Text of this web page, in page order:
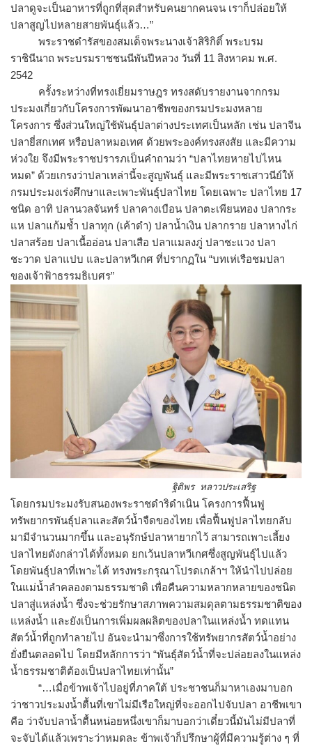
ปลาดูจะเป็นอาหารที่ถูกที่สุดสำหรับคนยากคนจน เราก็ปล่อยให้
ปลาสูญไปหลายสายพันธุ์แล้ว…”
พระราชดำรัสของสมเด็จพระนางเจ้าสิริกิติ์ พระบรม
ราชินีนาถ พระบรมราชชนนีพันปีหลวง วันที่ 11 สิงหาคม พ.ศ.
2542
ครั้งระหว่างที่ทรงเยี่ยมราษฎร ทรงสดับรายงานจากกรม
ประมงเกี่ยวกับโครงการพัฒนาอาชีพของกรมประมงหลาย
โครงการ ซึ่งส่วนใหญ่ใช้พันธุ์ปลาต่างประเทศเป็นหลัก เช่น ปลาจีน
ปลายี่สกเทศ หรือปลาหมอเทศ ด้วยพระองค์ทรงสงสัย และมีความ
ห่วงใย จึงมีพระราชปรารภเป็นคำถามว่า “ปลาไทยหายไปไหน
หมด” ด้วยเกรงว่าปลาเหล่านี้จะสูญพันธุ์ และมีพระราชเสาวนีย์ให้
กรมประมงเร่งศึกษาและเพาะพันธุ์ปลาไทย โดยเฉพาะ ปลาไทย 17
ชนิด อาทิ ปลานวลจันทร์ ปลาคางเบือน ปลาตะเพียนทอง ปลากระ
แห ปลาแก้มช้ำ ปลาทุก (เค้าดำ) ปลาน้ำเงิน ปลากราย ปลาหางไก่
ปลาสร้อย ปลาเนื้ออ่อน ปลาเสือ ปลาแมลงภู่ ปลาชะแวง ปลา
ชะวาด ปลาแปบ และปลาหวีเกศ ที่ปรากฏใน “บทเห่เรือชมปลา
ของเจ้าฟ้าธรรมธิเบศร”
ฐิติพร หลาวประเสริฐ
โดยกรมประมงรับสนองพระราชดำริดำเนิน โครงการฟื้นฟู
ทรัพยากรพันธุ์ปลาและสัตว์น้ำจืดของไทย เพื่อฟื้นฟูปลาไทยกลับ
มามีจำนวนมากขึ้น และอนุรักษ์ปลาหายากไว้ สามารถเพาะเลี้ยง
ปลาไทยดังกล่าวได้ทั้งหมด ยกเว้นปลาหวีเกศซึ่งสูญพันธุ์ไปแล้ว
โดยพันธุ์ปลาที่เพาะได้ ทรงพระกรุณาโปรดเกล้าฯ ให้นำไปปล่อย
ในแม่น้ำลำคลองตามธรรมชาติ เพื่อคืนความหลากหลายของชนิด
ปลาสู่แหล่งน้ำ ซึ่งจะช่วยรักษาสภาพความสมดุลตามธรรมชาติของ
แหล่งน้ำ และยังเป็นการเพิ่มผลผลิตของปลาในแหล่งน้ำ ทดแทน
สัตว์น้ำที่ถูกทำลายไป อันจะนำมาซึ่งการใช้ทรัพยากรสัตว์น้ำอย่าง
ยั่งยืนตลอดไป โดยมีหลักการว่า “พันธุ์สัตว์น้ำที่จะปล่อยลงในแหล่ง
น้ำธรรมชาติต้องเป็นปลาไทยเท่านั้น”
“…เมื่อข้าพเจ้าไปอยู่ที่ภาคใต้ ประชาชนก็มาหาเองมาบอก
ว่าชาวประมงน้ำตื้นที่เขาไม่มีเรือใหญ่ที่จะออกไปจับปลา อาชีพเขา
คือ ว่าจับปลาน้ำตื้นหน่อยหนึ่งเขาก็มาบอกว่าเดี๋ยวนี้มันไม่มีปลาที่
จะจับได้แล้วเพราะว่าหมดละ ข้าพเจ้าก็ปรึกษาผู้ที่มีความรู้ต่าง ๆ ที่